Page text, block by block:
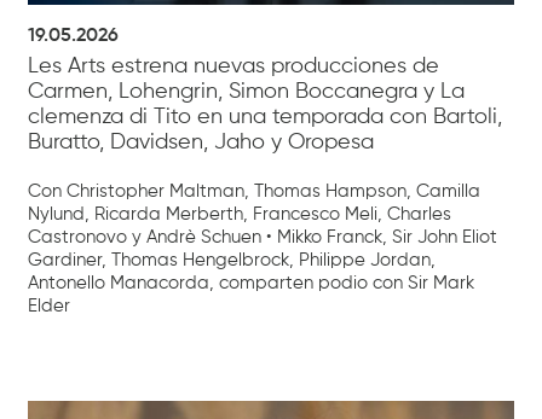
19.05.2026
Les Arts estrena nuevas producciones de
Carmen, Lohengrin, Simon Boccanegra y La
clemenza di Tito en una temporada con Bartoli,
Buratto, Davidsen, Jaho y Oropesa
Con Christopher Maltman, Thomas Hampson, Camilla
Nylund, Ricarda Merberth, Francesco Meli, Charles
Castronovo y Andrè Schuen • Mikko Franck, Sir John Eliot
Gardiner, Thomas Hengelbrock, Philippe Jordan,
Antonello Manacorda, comparten podio con Sir Mark
Elder